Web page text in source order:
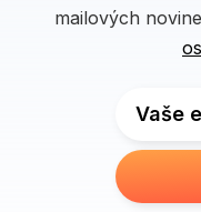
mailových
Vaše